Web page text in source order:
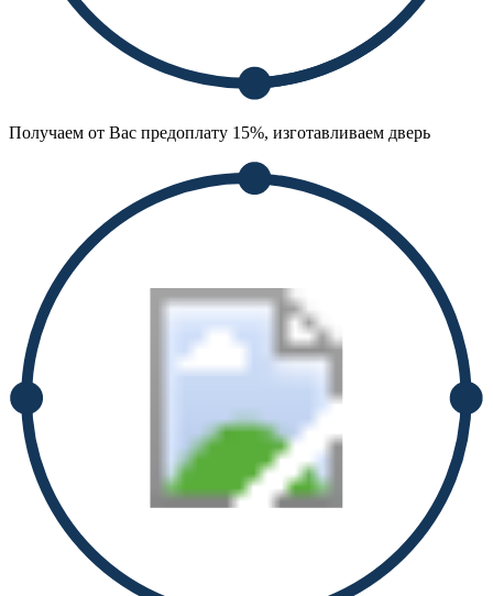
Получаем от Вас предоплату 15%, изготавливаем дверь